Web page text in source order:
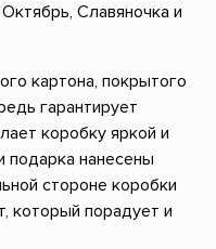
Славяночка и
картона, покрытого
гарантирует
коробку яркой и
подарка нанесены
стороне коробки
который порадует и